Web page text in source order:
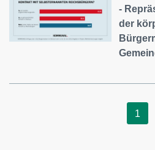
-
der
1